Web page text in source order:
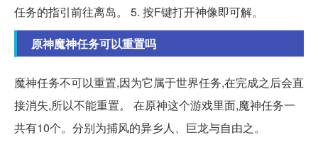
任务的指引前往离岛。 5. 按F键打开神像即可解。
原神魔神任务可以重置吗
魔神任务不可以重置,因为它属于世界任务,在完成之后会直
接消失,所以不能重置。 在原神这个游戏里面,魔神任务一
共有10个。分别为捕风的异乡人、巨龙与自由之。